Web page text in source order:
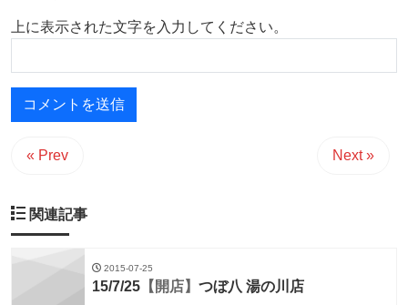
上に表示された文字を入力してください。
« Prev Next »
関連記事
2015-07-25
15/7/25 【開店】 つぼ八 湯の川店